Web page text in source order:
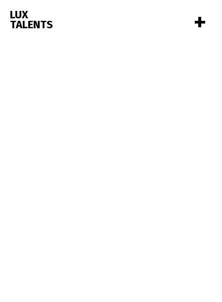
+
LUX
TALENTS